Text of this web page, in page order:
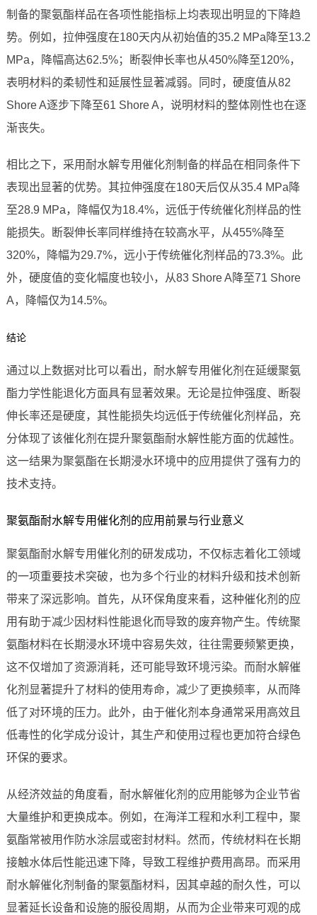
制备的聚氨酯样品在各项性能指标上均表现出明显的下降趋
势。例如，拉伸强度在180天内从初始值的35.2 MPa降至13.2
MPa，降幅高达62.5%；断裂伸长率也从450%降至120%，
表明材料的柔韧性和延展性显著减弱。同时，硬度值从82
Shore A逐步下降至61 Shore A，说明材料的整体刚性也在逐
渐丧失。
相比之下，采用耐水解专用催化剂制备的样品在相同条件下
表现出显著的优势。其拉伸强度在180天后仅从35.4 MPa降
至28.9 MPa，降幅仅为18.4%，远低于传统催化剂样品的性
能损失。断裂伸长率同样维持在较高水平，从455%降至
320%，降幅为29.7%，远小于传统催化剂样品的73.3%。此
外，硬度值的变化幅度也较小，从83 Shore A降至71 Shore
A，降幅仅为14.5%。
结论
通过以上数据对比可以看出，耐水解专用催化剂在延缓聚氨
酯力学性能退化方面具有显著效果。无论是拉伸强度、断裂
伸长率还是硬度，其性能损失均远低于传统催化剂样品，充
分体现了该催化剂在提升聚氨酯耐水解性能方面的优越性。
这一结果为聚氨酯在长期浸水环境中的应用提供了强有力的
技术支持。
聚氨酯耐水解专用催化剂的应用前景与行业意义
聚氨酯耐水解专用催化剂的研发成功，不仅标志着化工领域
的一项重要技术突破，也为多个行业的材料升级和技术创新
带来了深远影响。首先，从环保角度来看，这种催化剂的应
用有助于减少因材料性能退化而导致的废弃物产生。传统聚
氨酯材料在长期浸水环境中容易失效，往往需要频繁更换，
这不仅增加了资源消耗，还可能导致环境污染。而耐水解催
化剂显著提升了材料的使用寿命，减少了更换频率，从而降
低了对环境的压力。此外，由于催化剂本身通常采用高效且
低毒性的化学成分设计，其生产和使用过程也更加符合绿色
环保的要求。
从经济效益的角度看，耐水解催化剂的应用能够为企业节省
大量维护和更换成本。例如，在海洋工程和水利工程中，聚
氨酯常被用作防水涂层或密封材料。然而，传统材料在长期
接触水体后性能迅速下降，导致工程维护费用高昂。而采用
耐水解催化剂制备的聚氨酯材料，因其卓越的耐久性，可以
显著延长设备和设施的服役周期，从而为企业带来可观的成